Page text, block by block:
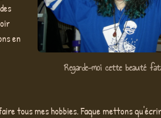
Regarde-moi cette beauté
en
tous mes hobbies. Faque mettons